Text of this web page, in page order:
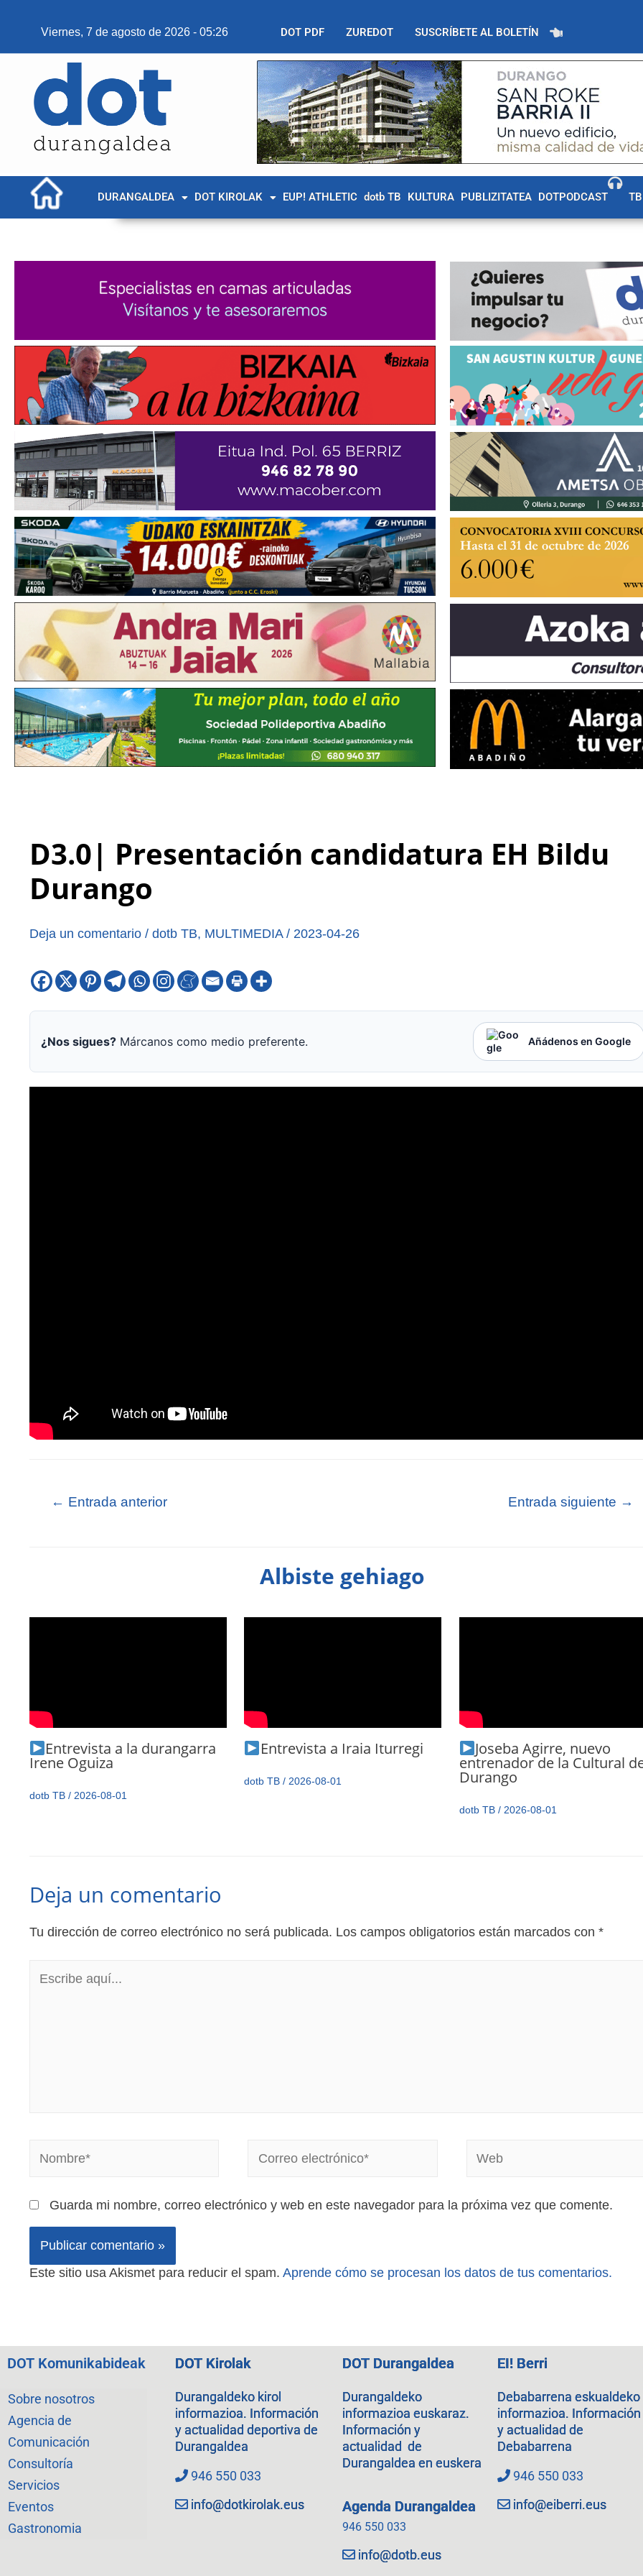
Viernes, 7 de agosto de 2026 - 05:26 DOT PDF ZUREDOT SUSCRÍBETE AL BOLETÍN
DURANGALDEA DOT KIROLAK EUP! ATHLETIC dotb TB KULTURA PUBLIZITATEA DOTPODCAST
D3.0| Presentación candidatura EH Bildu
Durango
Deja un comentario / dotb TB, MULTIMEDIA/ 2023-04-26
¿Nos sigues?Márcanos como medio preferente. Añádenos en Google
← Entrada anterior Entrada siguiente →
Albiste gehiago
Entrevista a la durangarra
Irene Oguiza
dotb TB/ 2026-08-01
Entrevista a Iraia Iturregi
dotb TB /2026-08-01
Joseba Agirre, nuevo
entrenador de la Cultural
Durango
dotb TB/ 2026-08-01
Deja un comentario
Tu dirección de correo electrónico no será publicada. Los campos obligatorios están marcados con *
Guarda mi nombre, correo electrónico y web en este navegador para la próxima vez que comente.
Este sitio usa Akismet para reducir el spam. Aprende cómo se procesan los datos de tus comentarios.
DOT Komunikabideak
Sobre nosotros
Agencia de
Comunicación
Consultoría
Servicios
Eventos
Gastronomia
DOT Kirolak
Durangaldeko kirol
informazioa. Información
y actualidad deportiva de
Durangaldea
946 550 033
info@dotkirolak.eus
DOT Durangaldea
Durangaldeko
informazioa euskaraz.
Información y
actualidad de
Durangaldea en euskera
Agenda Durangaldea
946 550 033
info@dotb.eus
EI! Berri
Debabarrena eskualdeko
informazioa. Información
y actualidad de
Debabarrena
946 550 033
info@eiberri.eus